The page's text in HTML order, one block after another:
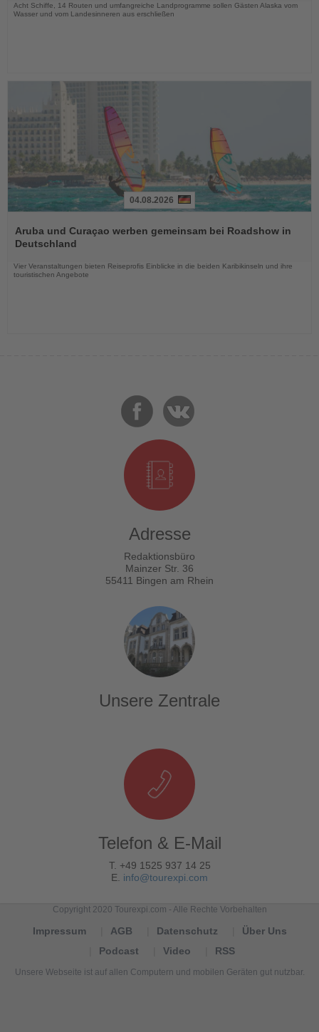
Acht Schiffe, 14 Routen und umfangreiche Landprogramme sollen Gästen Alaska vom
Wasser und vom Landesinneren aus erschließen
Sie
die
04.08.2026
Aruba und Curaçao werben gemeinsam bei Roadshow in
Deutschland
Vier Veranstaltungen bieten Reiseprofis Einblicke in die beiden Karibikinseln und ihre
touristischen Angebote
Adresse
Redaktionsbüro
Mainzer Str. 36
55411 Bingen am Rhein
Unsere Zentrale
Telefon & E-Mail
T. +49 1525 937 14 25
E. info@tourexpi.com
Copyright 2020 Tourexpi.com - Alle Rechte Vorbehalten
Impressum AGB Datenschutz
Über Uns
Podcast
Video RSS
Unsere Webseite ist auf allen Computern und mobilen Geräten gut nutzbar.